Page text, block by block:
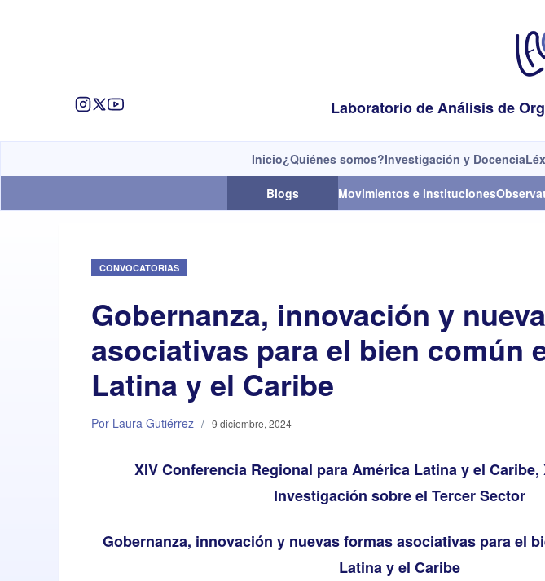
Laboratorio de Análisis de
Inicio¿Quiénes somos?Investigación y Docencia
Blogs Movimientos e instituciones
CONVOCATORIAS
Gobernanza, innovación y
asociativas para el bien común
Latina y el Caribe
Por Laura Gutiérrez / 9 diciembre, 2024
XIV Conferencia Regional para América Latina y el Caribe,
Investigación sobre el Tercer Sector
Gobernanza, innovación y nuevas formas asociativas para el
Latina y el Caribe